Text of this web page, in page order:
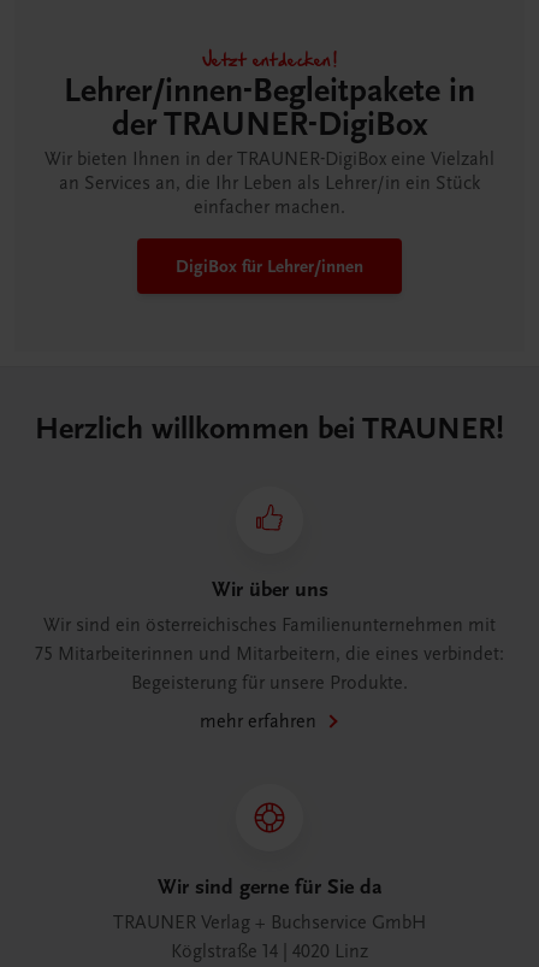
Jetzt entdecken!
Lehrer/innen-Begleitpakete in
der TRAUNER-DigiBox
Wir bieten Ihnen in der TRAUNER-DigiBox eine Vielzahl
an Services an, die Ihr Leben als Lehrer/in ein Stück
einfacher machen.
DigiBox für Lehrer/innen
Herzlich willkommen bei TRAUNER!
Wir über uns
Wir sind ein österreichisches Familienunternehmen mit
75 Mitarbeiterinnen und Mitarbeitern, die eines verbindet:
Begeisterung für unsere Produkte.
mehr erfahren
Wir sind gerne für Sie da
TRAUNER Verlag + Buchservice GmbH
Köglstraße 14 | 4020 Linz